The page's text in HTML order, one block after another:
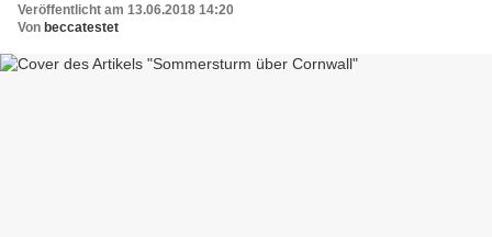
Veröffentlicht am 13.06.2018 14:20
Von beccatestet